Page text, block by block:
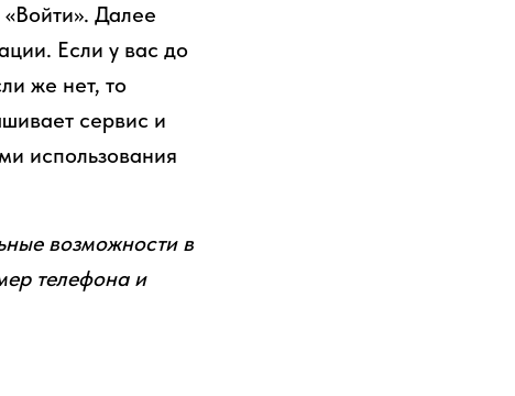
Далее
Если у вас до
же нет, то
сервис и
использования
возможности в
телефона и